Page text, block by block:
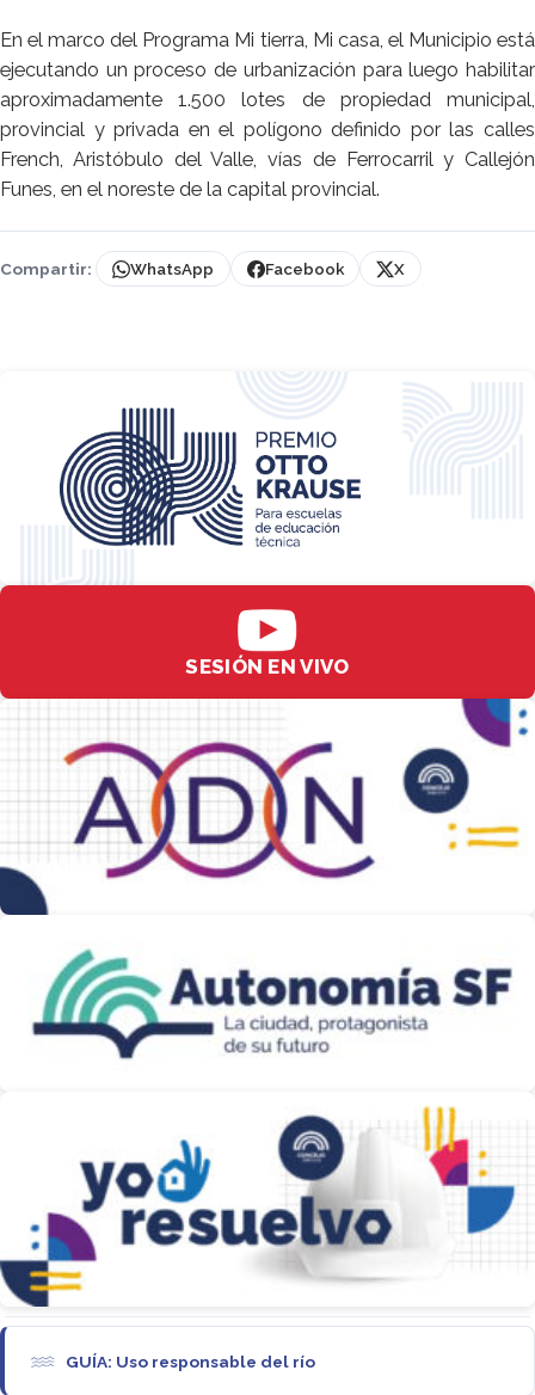
En el marco del Programa Mi tierra, Mi casa, el Municipio está
ejecutando un proceso de urbanización para luego habilitar
aproximadamente 1.500 lotes de propiedad municipal,
provincial y privada en el polígono definido por las calles
French, Aristóbulo del Valle, vías de Ferrocarril y Callejón
Funes, en el noreste de la capital provincial.
Compartir: WhatsApp Facebook X
SESIÓN EN VIVO
GUÍA: Uso responsable del río